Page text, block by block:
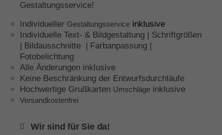
Gestaltungsservice!
Individueller Gestaltungsservice inklusive
Individuelle Text- & Bildgestaltung | Schriftgrößen
| Bildausschnitte | Farbanpassung |
Fotobelichtung
Alle Änderungen inklusive
Keine Beschränkung der Entwurfsdurchläufe
Hochwertige Grußkarten Umschläge inklusive
Versandkostenfrei
Wir sind für Sie da!